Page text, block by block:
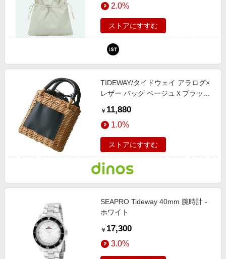
ティ（旧ドットエスティ）
2.0%
ストアにすすむ
TIDEWAY/タイドウェイ アラログ×
レザー バッグ ベージュＸブラック
￥ 11,880
1.0%
ストアにすすむ
SEAPRO Tideway 40mm 腕時計 -
ホワイト
￥ 17,300
3.0%